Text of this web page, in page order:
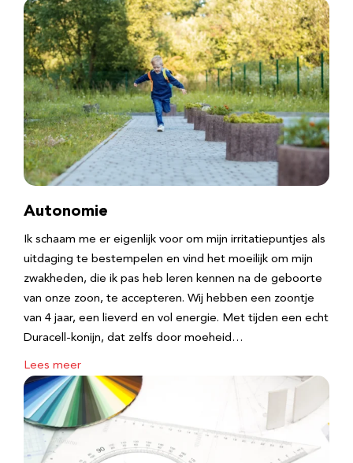
Autonomie
Ik schaam me er eigenlijk voor om mijn irritatiepuntjes als
uitdaging te bestempelen en vind het moeilijk om mijn
zwakheden, die ik pas heb leren kennen na de geboorte
van onze zoon, te accepteren. Wij hebben een zoontje
van 4 jaar, een lieverd en vol energie. Met tijden een echt
Duracell-konijn, dat zelfs door moeheid…
Lees meer